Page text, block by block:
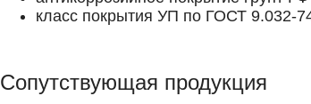
класс покрытия УП по ГОСТ 9.032-
Сопутствующая продукция